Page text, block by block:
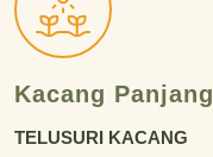
Kacang Panjang
TELUSURI KACANG